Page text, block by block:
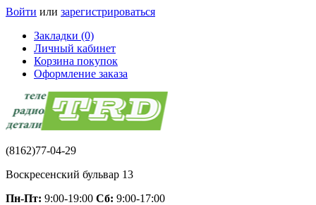
Войти или зарегистрироваться
Закладки (0)
Личный кабинет
Корзина покупок
Оформление заказа
(8162)77-04-29
Воскресенский бульвар 13
Пн-Пт: 9:00-19:00 Сб: 9:00-17:00